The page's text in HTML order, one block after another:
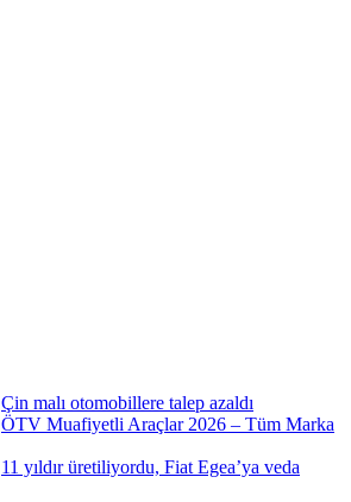
Çin malı otomobillere talep azaldı
ÖTV Muafiyetli Araçlar 2026 – Tüm Marka
11 yıldır üretiliyordu, Fiat Egea’ya veda